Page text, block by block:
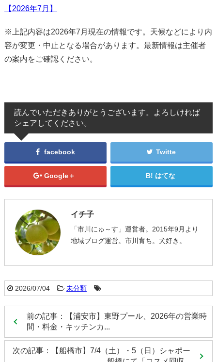
【2026年7月】
※上記内容は2026年7月現在の情報です。天候などにより内
容が変更・中止となる場合があります。最新情報は主催者
の案内をご確認ください。
読んでいただきありがとうございます。よろしければ
シェアしてください。
facebook Twitte
Google＋ はてな
イチ子
「市川にゅ～す」運営者。2015年9月より
地域ブログ運営。市川育ち。犬好き。
2026/07/04 未分類
前の記事：【浦安市】東野プール、2026年の営業時
間・料金・キッチンカ...
次の記事：【船橋市】7/4（土）・5（日）シャポー